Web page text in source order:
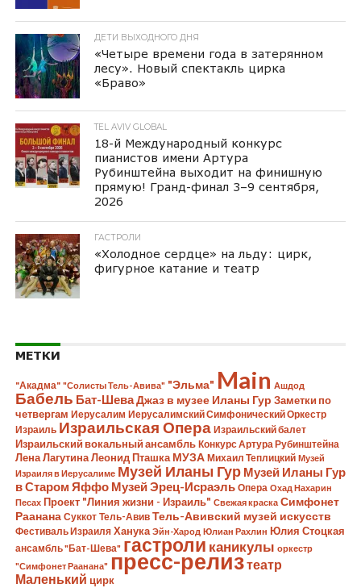
ДЕТИ ВЫХОДНОГО ДНЯ
«Четыре времени года в затерянном
лесу». Новый спектакль цирка
«Браво»
TEL AVIV GLOBAL
18-й Международный конкурс
пианистов имени Артура
Рубинштейна выходит на финишную
прямую! Гранд-финал 3–9 сентября,
2026
ГАСТРОЛИ
«Холодное сердце» на льду: цирк,
фигурное катание и театр
МЕТКИ
"Акадма" "Солисты Тель-Авива" "Эльма" Main Ашдод
Бабель Бат-ШеваДжаз в музее Иланы Гур Заметки по
четвергам Иерусалим Иерусалимский Симфонический Оркестр
Израиль Израильская Опера Израильский балет
Израильский вокальный ансамбль Конкурс Артура Рубинштейна
Лена Лагутина Леонид Пташка МУЗА Михаил Теплицкий Музей
Израиля в Иерусалиме Музей Иланы Гур Музей Иланы Гур
в Старом Яффо Музей Эрец-Исраэль Опера Охад Нахарин
Песах Проект "Линия жизни - Израиль" Свежая краска Симфонет
Раанана Суккот Тель-Авив Тель-Авивский музей искусств
Фестиваль Израиля Ханука Эйн-Харод Юлиан Рахлин Юлия Стоцкая
ансамбль "Бат-Шева" гастроли каникулы оркестр
"Симфонет Раанана" пресс-релизтеатр
Маленький цирк